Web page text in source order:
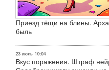
Приезд тёщи на блины.
быль
23 июль 10:04
Вкус поражения. Штраф